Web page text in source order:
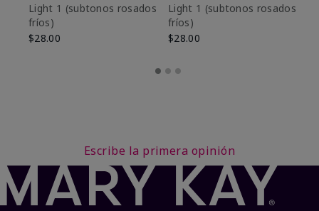
Light 1​ (subtonos rosados
fríos)
$28.00
Light 1​ (subtonos rosados
fríos)
$28.00
Escribe la primera opinión